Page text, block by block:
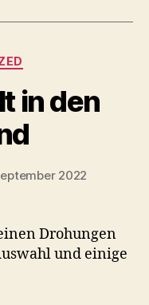
in den
2022
Drohungen
und einige